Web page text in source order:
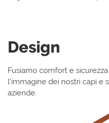
Design
Fusiamo comfort e
l’immagine dei nostri capi
aziende.